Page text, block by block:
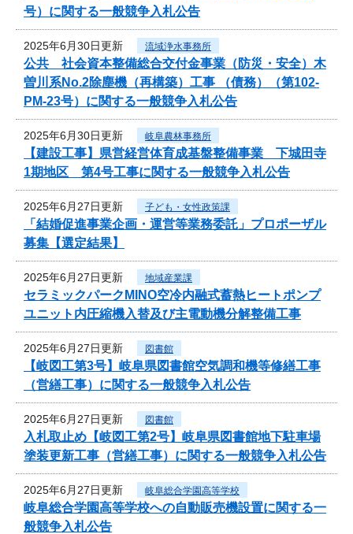
号）に関する一般競争入札公告
2025年6月30日更新 流域浄水事務所
公共 社会資本整備総合交付金事業（防災・安全）木
曽川系No.2除塵機（再構築）工事 （債務）（第102-
PM-23号）に関する一般競争入札公告
2025年6月30日更新 岐阜農林事務所
【建設工事】県営経営体育成基盤整備事業 下城田寺
1期地区 第4号工事に関する一般競争入札公告
2025年6月27日更新 子ども・女性政策課
「結婚促進事業企画・運営等業務委託」プロポーザル
募集【選定結果】
2025年6月27日更新 地域産業課
セラミックパークMINO空冷内融式蓄熱ヒートポンプ
ユニット内圧縮機入替及び主電動機分解整備工事
2025年6月27日更新 図書館
【岐図工第3号】岐阜県図書館空気調和機等修繕工事
（営繕工事）に関する一般競争入札公告
2025年6月27日更新 図書館
入札取止め【岐図工第2号】岐阜県図書館地下駐車場
塗装更新工事（営繕工事）に関する一般競争入札公告
2025年6月27日更新 岐阜総合学園高等学校
岐阜総合学園高等学校への自動販売機設置に関する一
般競争入札公告